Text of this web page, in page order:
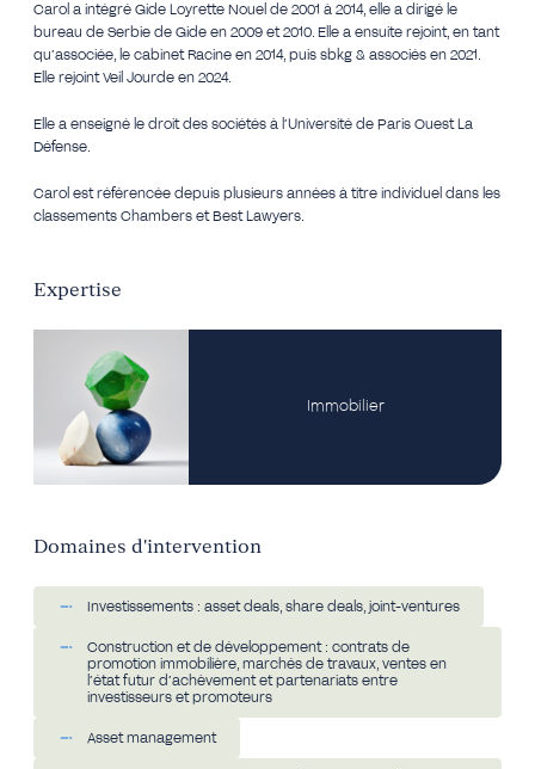
Carol a intégré Gide Loyrette Nouel de 2001 à 2014, elle a dirigé le
bureau de Serbie de Gide en 2009 et 2010. Elle a ensuite rejoint, en tant
qu’associée, le cabinet Racine en 2014, puis sbkg & associés en 2021.
Elle rejoint Veil Jourde en 2024.
Elle a enseigné le droit des sociétés à l’Université de Paris Ouest La
Défense.
Carol est référencée depuis plusieurs années à titre individuel dans les
classements Chambers et Best Lawyers.
Expertise
Immobilier
Domaines d'intervention
Investissements : asset deals, share deals, joint-ventures
Construction et de développement : contrats de
promotion immobilière, marchés de travaux, ventes en
l’état futur d’achèvement et partenariats entre
investisseurs et promoteurs
Asset management